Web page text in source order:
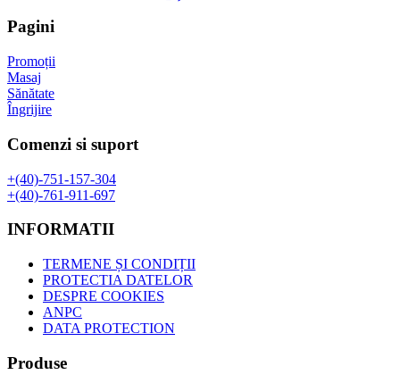
Pagini
Promoții
Masaj
Sănătate
Îngrijire
Comenzi si suport
+(40)-751-157-304
+(40)-761-911-697
INFORMATII
TERMENE ȘI CONDIȚII
PROTECTIA DATELOR
DESPRE COOKIES
ANPC
DATA PROTECTION
Produse